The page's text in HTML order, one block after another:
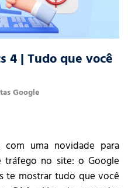
4 | Tudo que você
Google
uma novidade para
tráfego no site: o Google
te mostrar tudo que você